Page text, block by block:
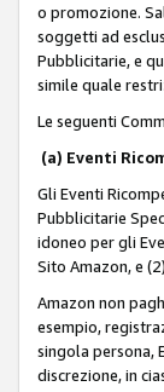
o promozione.
soggetti ad
Pubblicitarie, e
simile quale
Le seguenti
(a) Eventi
Gli Eventi
Pubblicitarie
idoneo per gli
Sito Amazon, e
Amazon non
esempio,
singola persona,
discrezione, in